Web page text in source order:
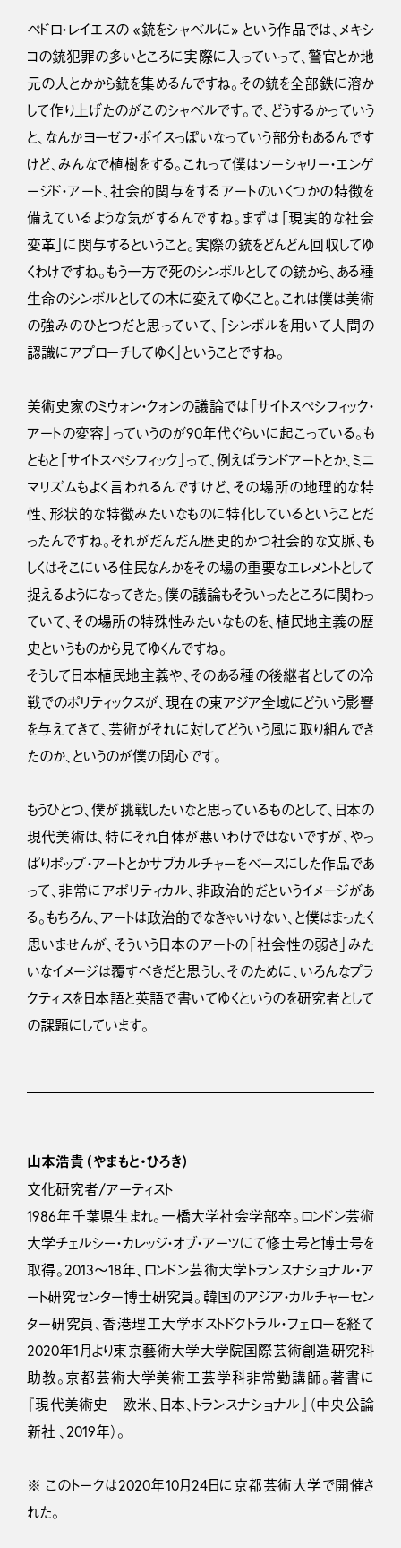
ペドロ・レイエスの «銃をシャベルに» という作品では、メキシ
コの銃犯罪の多いところに実際に入っていって、警官とか地
元の人とかから銃を集めるんですね。その銃を全部鉄に溶か
して作り上げたのがこのシャベルです。で、どうするかっていう
と、なんかヨーゼフ・ボイスっぽいなっていう部分もあるんです
けど、みんなで植樹をする。これって僕はソーシャリー・エンゲ
ージド・アート、社会的関与をするアートのいくつかの特徴を
備えているような気がするんですね。まずは「現実的な社会
変革」に関与するということ。実際の銃をどんどん回収してゆ
くわけですね。もう一方で死のシンボルとしての銃から、ある種
生命のシンボルとしての木に変えてゆくこと。これは僕は美術
の強みのひとつだと思っていて、「シンボルを用いて人間の
認識にアプローチしてゆく」ということですね。
美術史家のミウォン・クォンの議論では「サイトスペシフィック・
アートの変容」っていうのが90年代ぐらいに起こっている。も
ともと「サイトスペシフィック」って、例えばランドアートとか、ミニ
マリズムもよく言われるんですけど、その場所の地理的な特
性、形状的な特徴みたいなものに特化しているということだ
ったんですね。それがだんだん歴史的かつ社会的な文脈、も
しくはそこにいる住民なんかをその場の重要なエレメントとして
捉えるようになってきた。僕の議論もそういったところに関わっ
ていて、その場所の特殊性みたいなものを、植民地主義の歴
史というものから見てゆくんですね。
そうして日本植民地主義や、そのある種の後継者としての冷
戦でのポリティックスが、現在の東アジア全域にどういう影響
を与えてきて、芸術がそれに対してどういう風に取り組んでき
たのか、というのが僕の関心です。
もうひとつ、僕が挑戦したいなと思っているものとして、日本の
現代美術は、特にそれ自体が悪いわけではないですが、やっ
ぱりポップ・アートとかサブカルチャーをベースにした作品であ
って、非常にアポリティカル、非政治的だというイメージがあ
る。もちろん、アートは政治的でなきゃいけない、と僕はまったく
思いませんが、そういう日本のアートの「社会性の弱さ」みた
いなイメージは覆すべきだと思うし、そのために、いろんなプラ
クティスを日本語と英語で書いてゆくというのを研究者として
の課題にしています。
山本浩貴（やまもと・ひろき）
文化研究者/アーティスト
1986年千葉県生まれ。一橋大学社会学部卒。ロンドン芸術
大学チェルシー・カレッジ・オブ・アーツにて修士号と博士号を
取得。2013～18年、ロンドン芸術大学トランスナショナル・ア
ート研究センター博士研究員。韓国のアジア・カルチャーセン
ター研究員、香港理工大学ポストドクトラル・フェローを経て
2020年1月より東京藝術大学大学院国際芸術創造研究科
助教。京都芸術大学美術工芸学科非常勤講師。著書に
『現代美術史 欧米、日本、トランスナショナル』（中央公論
新社 、2019年）。
※ このトークは2020年10月24日に京都芸術大学で開催さ
れた。